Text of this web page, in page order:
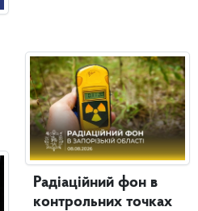
Радіаційний фон в
контрольних точках